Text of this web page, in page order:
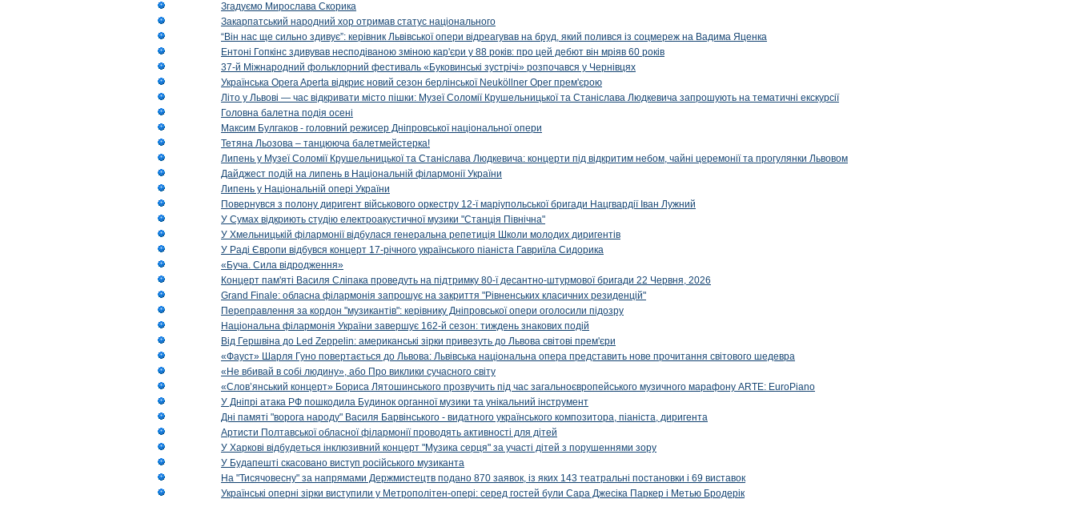
Згадуємо Мирослава Скорика
Закарпатський народний хор отримав статус національного
“Він нас ще сильно здивує”: керівник Львівської опери відреагував на бруд, який полився із соцмереж на Вадима Яценка
Ентоні Гопкінс здивував несподіваною зміною кар'єри у 88 років: про цей дебют він мріяв 60 років
37-й Міжнародний фольклорний фестиваль «Буковинські зустрічі» розпочався у Чернівцях
Українська Opera Aperta відкриє новий сезон берлінської Neuköllner Oper прем'єрою
Літо у Львові — час відкривати місто пішки: Музеї Соломії Крушельницької та Станіслава Людкевича запрошують на тематичні екскурсії
Головна балетна подія осені
Максим Булгаков - головний режисер Дніпровської національної опери
Тетяна Льозова – танцююча балетмейстерка!
Липень у Музеї Соломії Крушельницької та Станіслава Людкевича: концерти під відкритим небом, чайні церемонії та прогулянки Львовом
Дайджест подій на липень в Національній філармонії України
Липень у Національній опері України
Повернувся з полону диригент військового оркестру 12-ї маріупольської бригади Нацгвардії Іван Лужний
У Сумах відкриють студію електроакустичної музики "Станція Північна"
У Хмельницькій філармонії відбулася генеральна репетиція Школи молодих диригентів
У Раді Європи відбувся концерт 17-річного українського піаніста Гавриїла Сидорика
«Буча. Сила відродження»
Концерт пам'яті Василя Сліпака проведуть на підтримку 80-ї десантно-штурмової бригади 22 Червня, 2026
Grand Finale: обласна філармонія запрошує на закриття "Рівненських класичних резиденцій"
Переправлення за кордон "музикантів": керівнику Дніпровської опери оголосили підозру
Національна філармонія України завершує 162-й сезон: тиждень знакових подій
Від Гершвіна до Led Zeppelin: американські зірки привезуть до Львова світові прем'єри
«Фауст» Шарля Гуно повертається до Львова: Львівська національна опера представить нове прочитання світового шедевра
«Не вбивай в собі людину», або Про виклики сучасного світу
«Слов’янський концерт» Бориса Лятошинського прозвучить під час загальноєвропейського музичного марафону ARTE: EuroPiano
У Дніпрі атака РФ пошкодила Будинок органної музики та унікальний інструмент
Дні памяті "ворога народу" Василя Барвінського - видатного українського композитора, піаніста, диригента
Артисти Полтавської обласної філармонії проводять активності для дітей
У Харкові відбудеться інклюзивний концерт "Музика серця" за участі дітей з порушеннями зору
У Будапешті скасовано виступ російського музиканта
На "Тисячовесну" за напрямами Держмистецтв подано 870 заявок, із яких 143 театральні постановки і 69 виставок
Українські оперні зірки виступили у Метрополітен-опері: серед гостей були Сара Джесіка Паркер і Метью Бродерік